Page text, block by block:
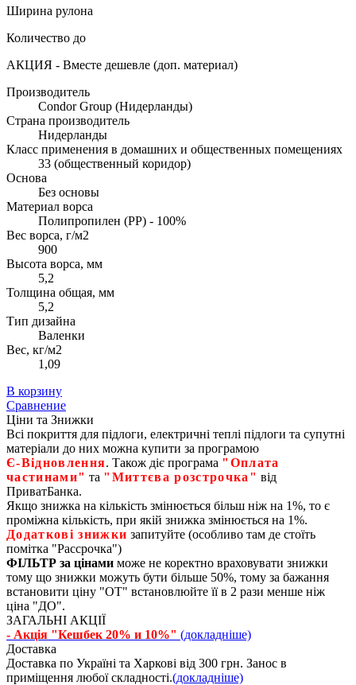
Ширина рулона
Количество до
АКЦИЯ - Вместе дешевле (доп. материал)
Производитель
Condor Group (Нидерланды)
Страна производитель
Нидерланды
Класс применения в домашних и общественных помещениях
33 (общественный коридор)
Основа
Без основы
Материал ворса
Полипропилен (PP) - 100%
Вес ворса, г/м2
900
Высота ворса, мм
5,2
Толщина общая, мм
5,2
Тип дизайна
Валенки
Вес, кг/м2
1,09
В корзину
Сравнение
Ціни та Знижки
Всі покриття для підлоги, електричні теплі підлоги та супутні
матеріали до них можна купити за програмою
Є‑Відновлення. Також діє програма "Оплата
частинами" та "Миттєва розстрочка" від
ПриватБанка.
Якщо знижка на кількість змінюється більш ніж на 1%, то є
проміжна кількість, при якій знижка змінюється на 1%.
Додаткові знижки запитуйте (особливо там де стоїть
помітка "Рассрочка")
ФІЛЬТР за цінами може не коректно враховувати знижки
тому що знижки можуть бути більше 50%, тому за бажання
встановити ціну "ОТ" встановлюйте її в 2 рази менше ніж
ціна "ДО".
ЗАГАЛЬНІ АКЦІЇ
- Акція "Кешбек 20% и 10%" (докладніше)
Доставка
Доставка по Україні та Харкові від 300 грн. Занос в
приміщення любої складності.(докладніше)